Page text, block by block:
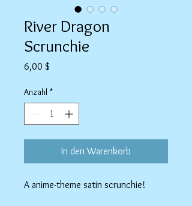
River Dragon
Scrunchie
6,00 $
Anzahl *
In den Warenkorb
A anime-theme satin scrunchie!